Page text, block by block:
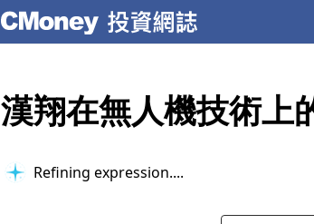
漢翔在無人機技術上
Refining expression...